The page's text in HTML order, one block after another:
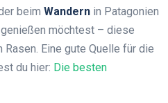
beim Wandern in Patagonien
möchtest – diese
Eine gute Quelle für die
du hier: Die besten